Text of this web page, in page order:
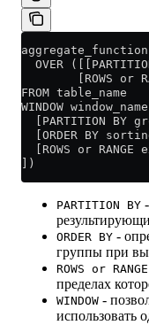
aggregate_function
OVER
[ROWS or
FROM table_name
WINDOW
[PARTITION BY
[ORDER BY
[ROWS or RANGE
])
PARTITION BY
ORDER BY -
группы при
ROWS or RANGE
пределах
WINDOW -
использовать